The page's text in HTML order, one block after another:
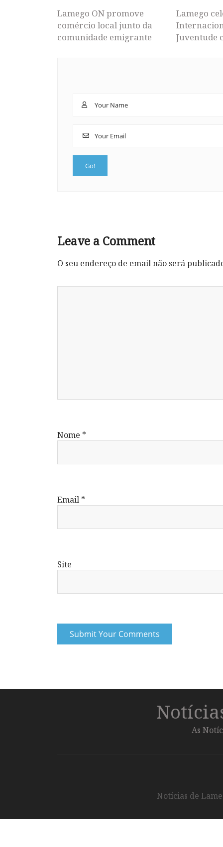
Lamego ON promove
comércio local junto da
comunidade emigrante
Lamego
Juventude
Leave a Comment
O seu endereço de email não será
Nome *
Email *
Site
As
Notícias de